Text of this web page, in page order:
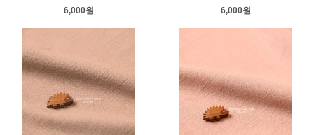
6,000원
6,000원